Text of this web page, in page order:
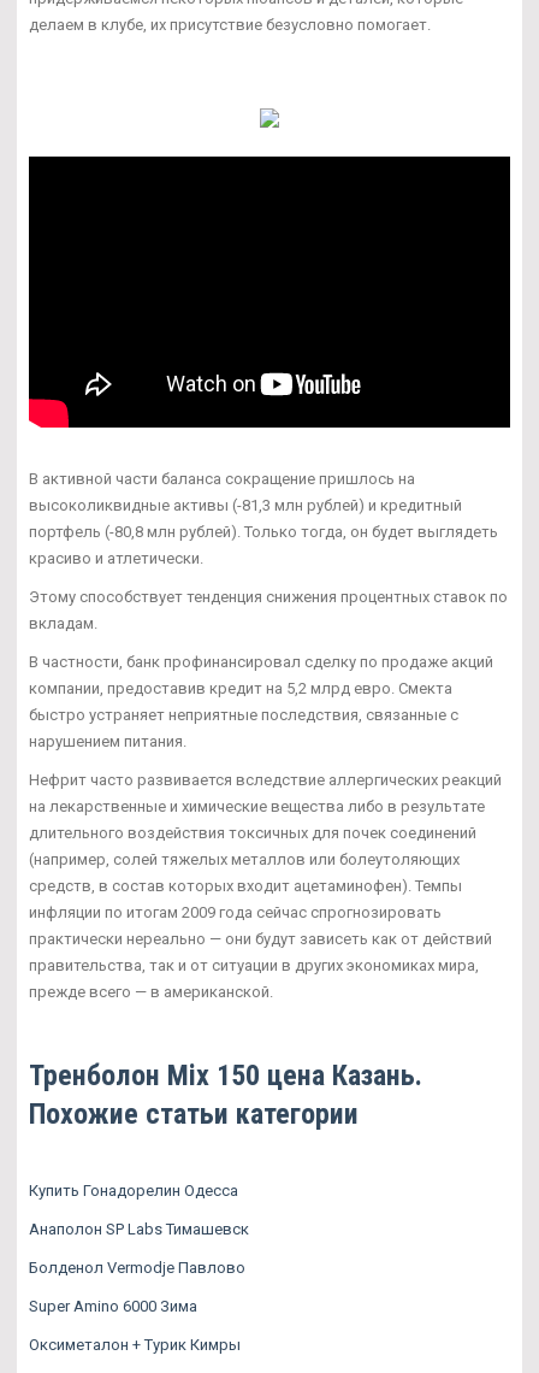
делаем в клубе, их присутствие безусловно помогает.
В активной части баланса сокращение пришлось на
высоколиквидные активы (-81,3 млн рублей) и кредитный
портфель (-80,8 млн рублей). Только тогда, он будет выглядеть
красиво и атлетически.
Этому способствует тенденция снижения процентных ставок по
вкладам.
В частности, банк профинансировал сделку по продаже акций
компании, предоставив кредит на 5,2 млрд евро. Смекта
быстро устраняет неприятные последствия, связанные с
нарушением питания.
Нефрит часто развивается вследствие аллергических реакций
на лекарственные и химические вещества либо в результате
длительного воздействия токсичных для почек соединений
(например, солей тяжелых металлов или болеутоляющих
средств, в состав которых входит ацетаминофен). Темпы
инфляции по итогам 2009 года сейчас спрогнозировать
практически нереально — они будут зависеть как от действий
правительства, так и от ситуации в других экономиках мира,
прежде всего — в американской.
Тренболон Mix 150 цена Казань.
Похожие статьи категории
Купить Гонадорелин Одесса
Анаполон SP Labs Тимашевск
Болденол Vermodje Павлово
Super Amino 6000 Зима
Оксиметалон + Турик Кимры